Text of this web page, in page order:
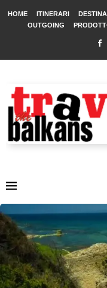
HOME ITINERARI
OUTGOING